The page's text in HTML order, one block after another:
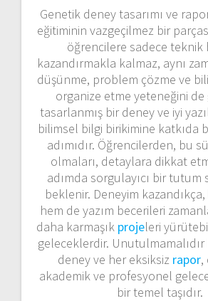
Genetik deney tasarımı ve
eğitiminin vazgeçilmez bir
öğrencilere sadece teknik
kazandırmakla kalmaz, aynı
düşünme, problem çözme ve
organize etme yeteneğini de
tasarlanmış bir deney ve iyi
bilimsel bilgi birikimine katkıda
adımıdır. Öğrencilerden, bu
olmaları, detaylara dikkat
adımda sorgulayıcı bir tutum
beklenir. Deneyim
hem de yazım becerileri
daha karmaşık projeleri
geleceklerdir. Unutulmamalıdır
deney ve her eksiksiz rapor,
akademik ve profesyonel
bir temel taşıdır.